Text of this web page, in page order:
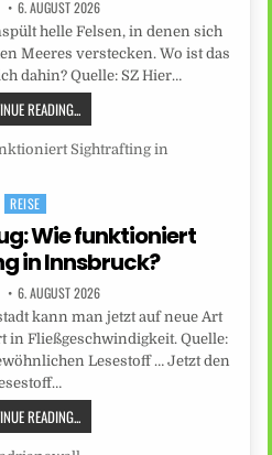
6. AUGUST 2026
helle Felsen, in denen sich
Meeres verstecken. Wo ist das
dahin? Quelle: SZ Hier…
READING...
Posted
REISE
Wie funktioniert
in Innsbruck?
6. AUGUST 2026
kann man jetzt auf neue Art
in Fließgeschwindigkeit. Quelle:
Lesestoff … Jetzt den
READING...